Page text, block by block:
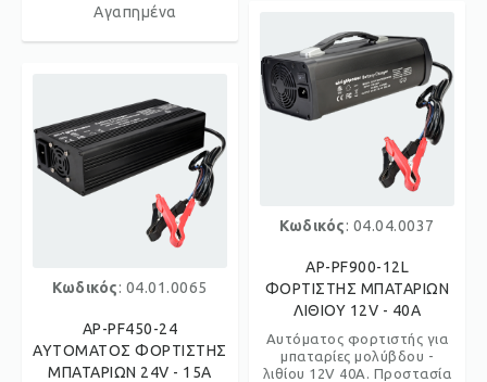
Αγαπημένα
Κωδικός: 04.01.0065
AP-PF450-24
ΑΥΤΟΜΑΤΟΣ ΦΟΡΤΙΣΤΗΣ
ΜΠΑΤΑΡΙΩΝ 24V - 15A
Κωδικός: 04.04.0037
AP-PF900-12L
ΦΟΡΤΙΣΤΗΣ ΜΠΑΤΑΡΙΩΝ
ΛΙΘΙΟΥ 12V - 40A
Αυτόματος φορτιστής για
μπαταρίες μολύβδου -
λιθίου 12V 40Α. Προστασία